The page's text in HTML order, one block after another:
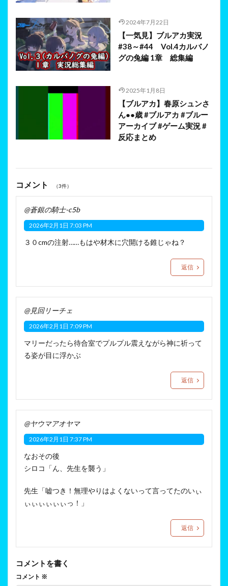
2024年7月22日
【一気見】ブルアカ実況
#38～#44 Vol.4カルバノ
グの兔編 1章 総集編
2025年1月8日
【ブルアカ】春原シュンさ
ん●●歳 #ブルアカ #ブルー
アーカイブ #ゲーム実況 #
反応まとめ
コメント （3件）
@蒼銀の騎士-c5b
2026年2月1日 7:03 PM
３０cmの注射……もはや材木に穴開ける錐じゃね？
返信
@見回リーチェ
2026年2月1日 7:09 PM
マリーだったら待合室でプルプル震えながら神に祈って
る姿が目に浮かぶ
返信
@ヤウマアオヤマ
2026年2月1日 7:37 PM
なおその後
シロコ「ん、先生を襲う」
先生「嘘つき！無理やりはよくないって言ってたのいぃ
ぃぃぃぃぃぃっ！」
返信
コメントを書く
コメント ※